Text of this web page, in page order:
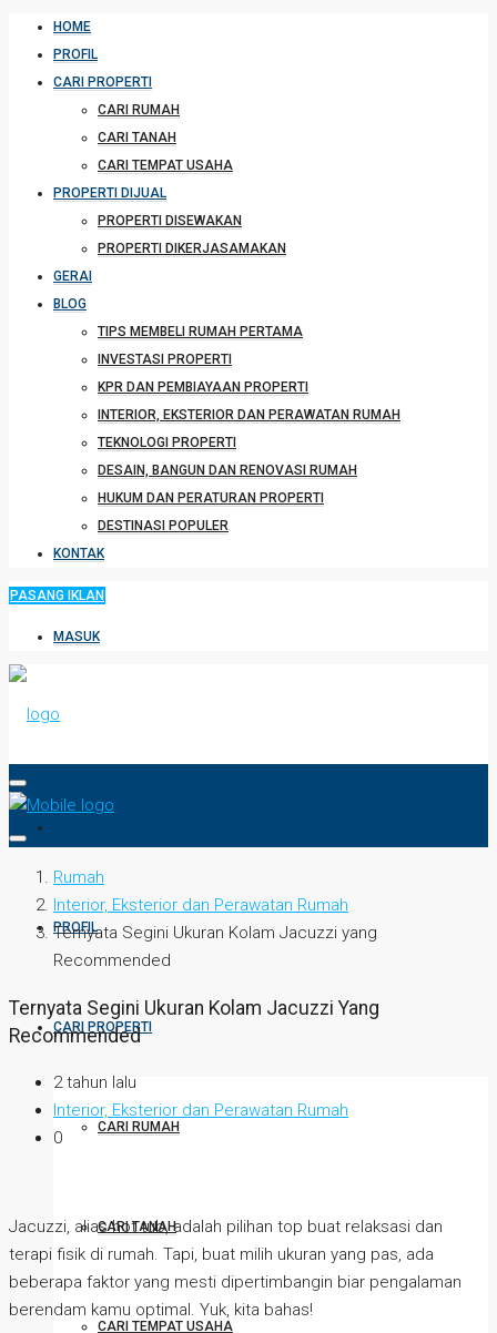
HOME
PROFIL
CARI PROPERTI
CARI RUMAH
CARI TANAH
CARI TEMPAT USAHA
PROPERTI DIJUAL
PROPERTI DISEWAKAN
PROPERTI DIKERJASAMAKAN
GERAI
BLOG
TIPS MEMBELI RUMAH PERTAMA
INVESTASI PROPERTI
KPR DAN PEMBIAYAAN PROPERTI
INTERIOR, EKSTERIOR DAN PERAWATAN RUMAH
TEKNOLOGI PROPERTI
DESAIN, BANGUN DAN RENOVASI RUMAH
HUKUM DAN PERATURAN PROPERTI
DESTINASI POPULER
KONTAK
PASANG IKLAN
MASUK
PROFIL
CARI PROPERTI
CARI RUMAH
CARI TANAH
CARI TEMPAT USAHA
Rumah
Interior, Eksterior dan Perawatan Rumah
Ternyata Segini Ukuran Kolam Jacuzzi yang
Recommended
Ternyata Segini Ukuran Kolam Jacuzzi Yang
Recommended
2 tahun lalu
Interior, Eksterior dan Perawatan Rumah
0
Jacuzzi, alias hot tub, adalah pilihan top buat relaksasi dan
terapi fisik di rumah. Tapi, buat milih ukuran yang pas, ada
beberapa faktor yang mesti dipertimbangin biar pengalaman
berendam kamu optimal. Yuk, kita bahas!